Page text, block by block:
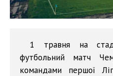
1 травня на
футбольний матч
командами першої